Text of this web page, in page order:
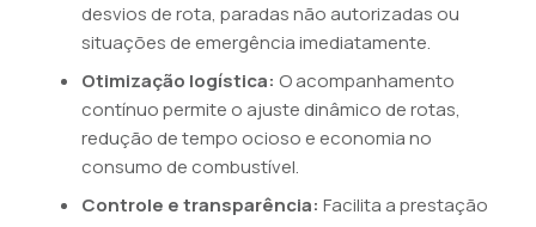
desvios de rota, paradas não autorizadas ou
situações de emergência imediatamente.
Otimização logística: O acompanhamento
contínuo permite o ajuste dinâmico de rotas,
redução de tempo ocioso e economia no
consumo de combustível.
Controle e transparência: Facilita a prestação